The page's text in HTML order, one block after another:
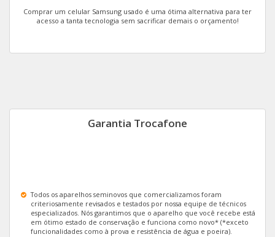
Galaxy A10s
Galaxy Watch Active2 BT 44MM
Galaxy J2 Pro
Comprar um celular Samsung usado é uma ótima alternativa para ter
acesso a tanta tecnologia sem sacrificar demais o orçamento!
Garantia Trocafone
Todos os aparelhos seminovos que comercializamos foram
criteriosamente revisados e testados por nossa equipe de técnicos
especializados. Nós garantimos que o aparelho que você recebe está
em ótimo estado de conservação e funciona como novo* (*exceto
funcionalidades como à prova e resistência de água e poeira).